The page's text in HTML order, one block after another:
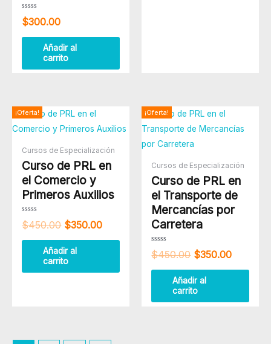
Valorado
con
de
$300.00
Añadir al
carrito
¡Oferta!
Cursos de Especialización
Curso de PRL en
el Comercio y
Primeros Auxilios
Valorado
con
de
$450.00
El
precio
era:
$450.00.
$350.00
precio
es:
$350.00.
Añadir al
carrito
¡Oferta!
Cursos de Especialización
Curso de PRL en
el Transporte de
Mercancías por
Carretera
Valorado
con
de
$450.00
El
precio
era:
$450.00.
$350.00
precio
Añadir al
carrito